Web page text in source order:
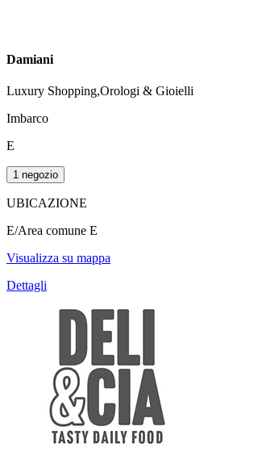
Damiani
Luxury Shopping,Orologi & Gioielli
Imbarco
E
1 negozio
UBICAZIONE
E/Area comune E
Visualizza su mappa
Dettagli